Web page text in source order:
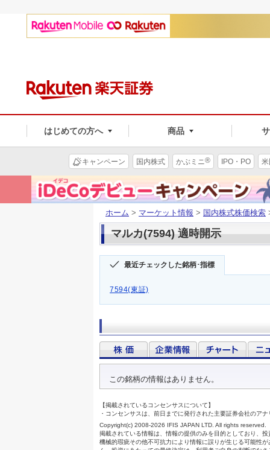
はじめての方へ 商品
キャンペーン 国内株式 かぶミニ® IPO・PO
ホーム > マーケット情報 > 国内株式株価検索
マルカ(7594) 適時開示
最近チェックした銘柄･指標
7594(東証)